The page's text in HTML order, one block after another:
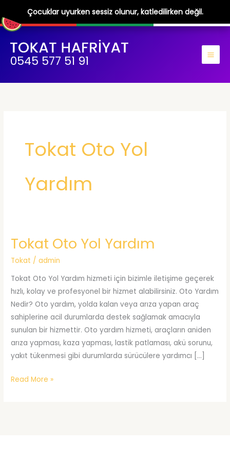
Çocuklar uyurken sessiz olunur, katledilirken değil.
İçeriğe
atla
0545 577 51 91
Tokat Oto Yol
Yardım
Tokat Oto Yol Yardım
Tokat /admin
Tokat Oto Yol Yardım hizmeti için bizimle iletişime geçerek
hızlı, kolay ve profesyonel bir hizmet alabilirsiniz. Oto Yardım
Nedir? Oto yardım, yolda kalan veya arıza yapan araç
sahiplerine acil durumlarda destek sağlamak amacıyla
sunulan bir hizmettir. Oto yardım hizmeti, araçların aniden
arıza yapması, kaza yapması, lastik patlaması, akü sorunu,
yakıt tükenmesi gibi durumlarda sürücülere yardımcı […]
Tokat
Read More »